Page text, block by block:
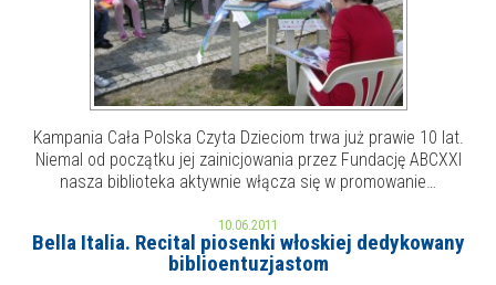
Kampania Cała Polska Czyta Dzieciom trwa już prawie 10 lat.
Niemal od początku jej zainicjowania przez Fundację ABCXXI
nasza biblioteka aktywnie włącza się w promowanie…
10.06.2011
Bella Italia. Recital piosenki włoskiej dedykowany
biblioentuzjastom